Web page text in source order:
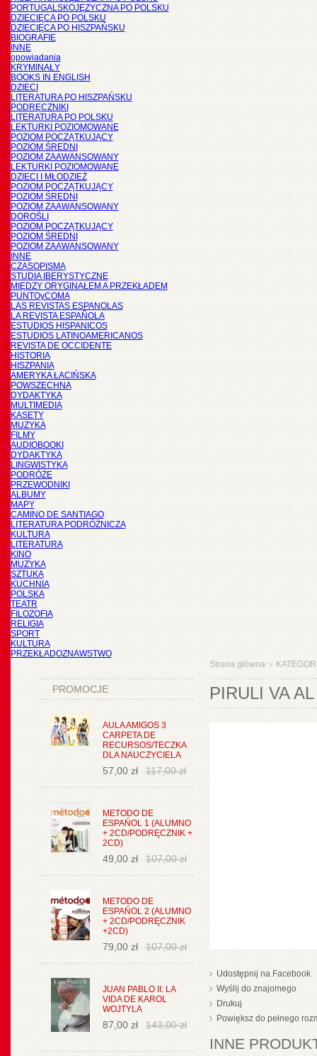
PORTUGALSKOJĘZYCZNA PO POLSKU
DZIECIĘCA PO POLSKU
DZIECIĘCA PO HISZPAŃSKU
BIOGRAFIE
INNE
opowiadania
KRYMINAŁY
BOOKS IN ENGLISH
DZIECI
LITERATURA PO HISZPAŃSKU
PODRĘCZNIKI
LITERATURA PO POLSKU
LEKTURKI POZIOMOWANE
POZIOM POCZĄTKUJĄCY
POZIOM ŚREDNI
POZIOM ZAAWANSOWANY
LEKTURKI POZIOMOWANE
DZIECI I MŁODZIEŻ
POZIOM POCZĄTKUJĄCY
POZIOM ŚREDNI
POZIOM ZAAWANSOWANY
DOROŚLI
POZIOM POCZĄTKUJĄCY
POZIOM ŚREDNI
POZIOM ZAAWANSOWANY
INNE
CZASOPISMA
STUDIA IBERYSTYCZNE
MIĘDZY ORYGINAŁEM A PRZEKŁADEM
PUNTOyCOMA
LAS REVISTAS ESPANOLAS
LA REVISTA ESPAÑOLA
ESTUDIOS HISPANICOS
ESTUDIOS LATINOAMERICANOS
REVISTA DE OCCIDENTE
HISTORIA
HISZPANIA
AMERYKA ŁACIŃSKA
POWSZECHNA
DYDAKTYKA
MULTIMEDIA
KASETY
MUZYKA
FILMY
AUDIOBOOKI
DYDAKTYKA
LINGWISTYKA
PODRÓŻE
PRZEWODNIKI
ALBUMY
MAPY
CAMINO DE SANTIAGO
LITERATURA PODRÓŻNICZA
KULTURA
LITERATURA
KINO
MUZYKA
SZTUKA
KUCHNIA
POLSKA
TEATR
FILOZOFIA
RELIGIA
SPORT
KULTURA
PRZEKŁADOZNAWSTWO
PROMOCJE
AULA AMIGOS 3
CARPETA DE
RECURSOS/TECZKA
DLA NAUCZYCIELA
57,00 zł 117,00 zł
METODO DE
ESPAŃOL 1 (ALUMNO
+ 2CD/PODRĘCZNIK +
2CD)
49,00 zł 107,00 zł
METODO DE
ESPAŃOL 2 (ALUMNO
+ 2CD/PODRĘCZNIK
+2CD)
79,00 zł 107,00 zł
JUAN PABLO II: LA
VIDA DE KAROL
WOJTYLA
87,00 zł 143,00 zł
Strona główna >
PIRULI VA
Udostępnij na Facebook
Wyślij do znajomego
Drukuj
Powiększ do pełnego
INNE